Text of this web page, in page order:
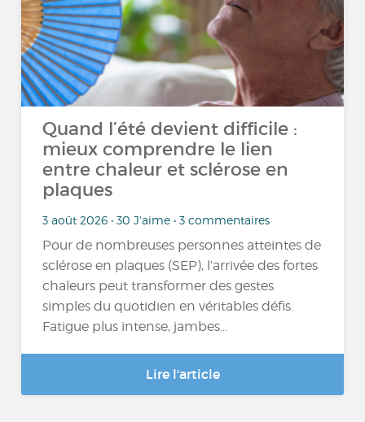
Quand l’été devient difficile :
mieux comprendre le lien
entre chaleur et sclérose en
plaques
3 août 2026 • 30 J'aime • 3 commentaires
Pour de nombreuses personnes atteintes de
sclérose en plaques (SEP), l’arrivée des fortes
chaleurs peut transformer des gestes
simples du quotidien en véritables défis.
Fatigue plus intense, jambes...
Lire l'article